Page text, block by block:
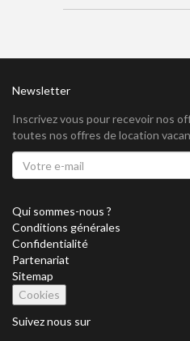
Newsletter
Inscrivez vous pour recevoir nos
toutes nos offres de location
Qui sommes-nous ?
Conditions générales
Confidentialité
Partenariat
Sitemap
Cookies
Suivez nous sur